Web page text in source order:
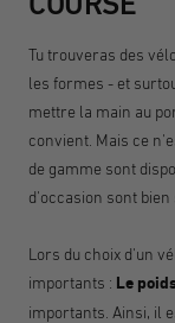
Tu trouveras des
les formes - et
mettre la main au
convient. Mais ce
de gamme sont
d'occasion sont
Lors du choix d'un
importants : Le
importants. Ainsi, il